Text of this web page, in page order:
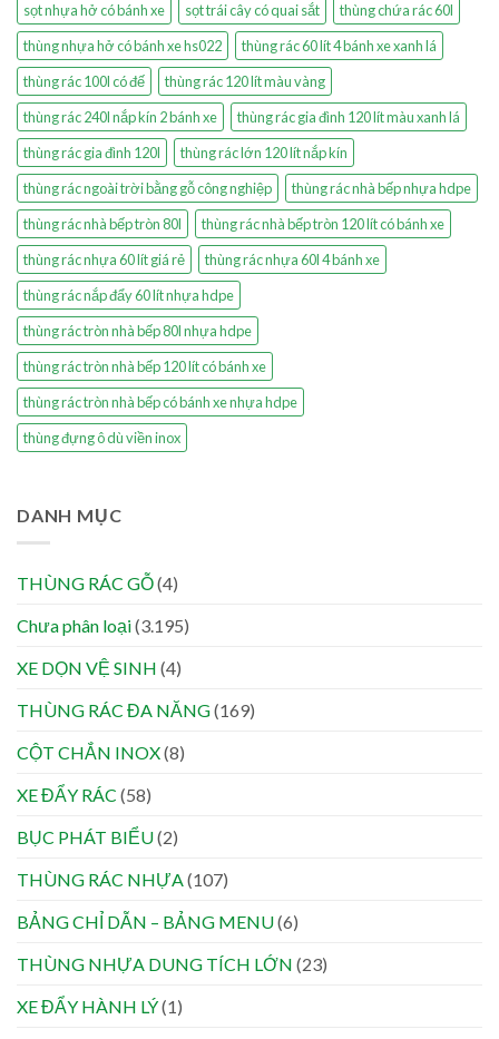
sọt nhựa hở có bánh xe
sọt trái cây có quai sắt
thùng chứa rác 60l
thùng nhựa hở có bánh xe hs022
thùng rác 60 lít 4 bánh xe xanh lá
thùng rác 100l có đế
thùng rác 120 lít màu vàng
thùng rác 240l nắp kín 2 bánh xe
thùng rác gia đình 120 lít màu xanh lá
thùng rác gia đình 120l
thùng rác lớn 120 lít nắp kín
thùng rác ngoài trời bằng gỗ công nghiệp
thùng rác nhà bếp nhựa hdpe
thùng rác nhà bếp tròn 80l
thùng rác nhà bếp tròn 120 lít có bánh xe
thùng rác nhựa 60 lít giá rẻ
thùng rác nhựa 60l 4 bánh xe
thùng rác nắp đẩy 60 lít nhựa hdpe
thùng rác tròn nhà bếp 80l nhựa hdpe
thùng rác tròn nhà bếp 120 lít có bánh xe
thùng rác tròn nhà bếp có bánh xe nhựa hdpe
thùng đựng ô dù viền inox
DANH MỤC
THÙNG RÁC GỖ(4)
Chưa phân loại(3.195)
XE DỌN VỆ SINH (4)
THÙNG RÁC ĐA NĂNG(169)
CỘT CHẮN INOX(8)
XE ĐẨY RÁC (58)
BỤC PHÁT BIỂU(2)
THÙNG RÁC NHỰA (107)
BẢNG CHỈ DẪN – BẢNG MENU(6)
THÙNG NHỰA DUNG TÍCH LỚN (23)
XE ĐẨY HÀNH LÝ(1)